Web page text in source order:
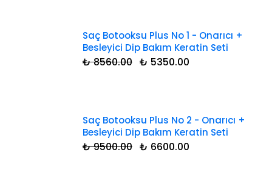
Saç Botooksu Plus No 1 - Onarıcı +
Besleyici Dip Bakım Keratin Seti
₺ 8560.00 ₺ 5350.00
Saç Botooksu Plus No 2 - Onarıcı +
Besleyici Dip Bakım Keratin Seti
₺ 9500.00 ₺ 6600.00